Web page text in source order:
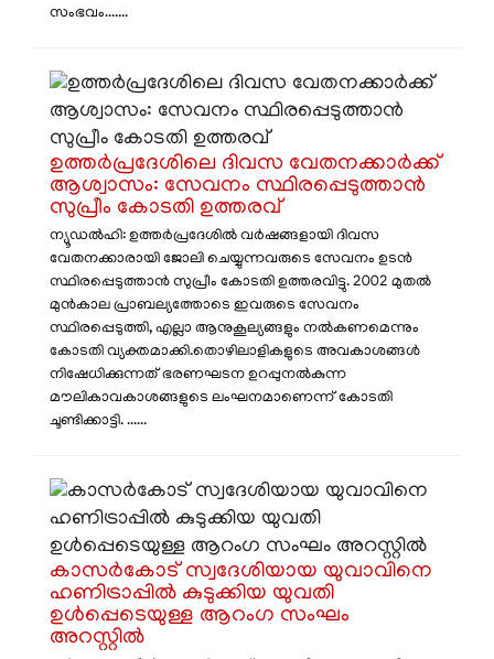
സംഭവം.......
​ഉത്തർപ്രദേശിലെ ദിവസ വേതനക്കാർക്ക്
ആശ്വാസം: സേവനം സ്ഥിരപ്പെടുത്താൻ
സുപ്രീം കോടതി ഉത്തരവ്
ന്യൂഡൽഹി: ഉത്തർപ്രദേശിൽ വർഷങ്ങളായി ദിവസ
വേതനക്കാരായി ജോലി ചെയ്യുന്നവരുടെ സേവനം ഉടൻ
സ്ഥിരപ്പെടുത്താൻ സുപ്രീം കോടതി ഉത്തരവിട്ടു. 2002 മുതൽ
മുൻകാല പ്രാബല്യത്തോടെ ഇവരുടെ സേവനം
സ്ഥിരപ്പെടുത്തി, എല്ലാ ആനുകൂല്യങ്ങളും നൽകണമെന്നും
കോടതി വ്യക്തമാക്കി. ​തൊഴിലാളികളുടെ അവകാശങ്ങൾ
നിഷേധിക്കുന്നത് ഭരണഘടന ഉറപ്പുനൽകുന്ന
മൗലികാവകാശങ്ങളുടെ ലംഘനമാണെന്ന് കോടതി
ചൂണ്ടിക്കാട്ടി. ......
കാസർകോട് സ്വദേശിയായ യുവാവിനെ
ഹണിട്രാപ്പിൽ കുടുക്കിയ യുവതി
ഉൾപ്പെടെയുള്ള ആറം​ഗ സംഘം
അറസ്റ്റിൽ